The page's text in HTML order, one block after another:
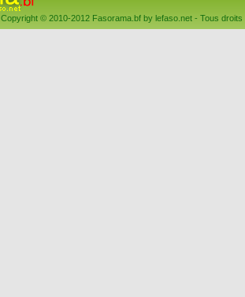
Copyright © 2010-2012 Fasorama.bf by lefaso.net - Tous